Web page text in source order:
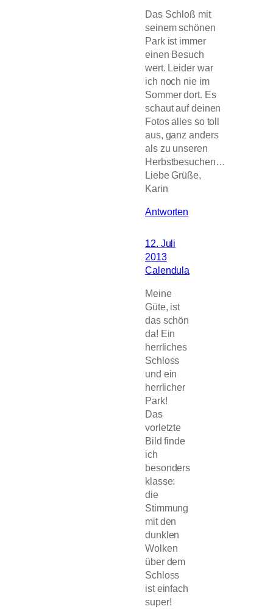
Das Schloß mit
seinem schönen
Park ist immer
einen Besuch
wert. Leider war
ich noch nie im
Sommer dort. Es
schaut auf deinen
Fotos alles so toll
aus, ganz anders
als zu unseren
Herbstbesuchen…
Liebe Grüße,
Karin
Antworten
12. Juli
2013
Calendula
Meine
Güte, ist
das schön
da! Ein
herrliches
Schloss
und ein
herrlicher
Park!
Das
vorletzte
Bild finde
ich
besonders
klasse:
die
Stimmung
mit den
dunklen
Wolken
über dem
Schloss
ist einfach
super!